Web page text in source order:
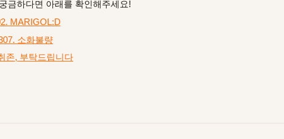
금하다면 아래를 확인해주세요!
MARIGOL:D
소화불량
존, 부탁드립니다